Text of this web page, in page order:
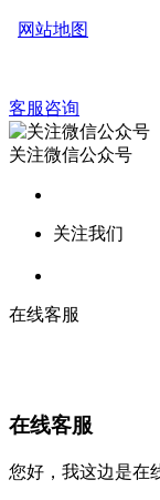
网站地图
客服咨询
关注微信公众号
关注我们
在线客服
在线客服
您好，我这边是在